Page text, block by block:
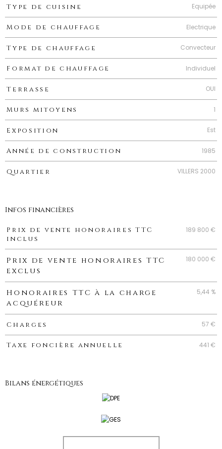
Type de cuisine Equipée
Mode de chauffage Electrique
Type de chauffage Convecteur
Format de chauffage Individuel
Terrasse OUI
Murs mitoyens 1
Exposition Est
Année de construction 1985
Quartier VILLERS 2000
Infos financières
Caractéristiques Valeurs
Prix de vente honoraires TTC
inclus
189 800 €
Prix de vente honoraires TTC
exclus
180 000 €
Honoraires TTC à la charge
acquéreur
5,44 %
Charges 57 €
Taxe foncière annuelle 441 €
Bilans énergétiques